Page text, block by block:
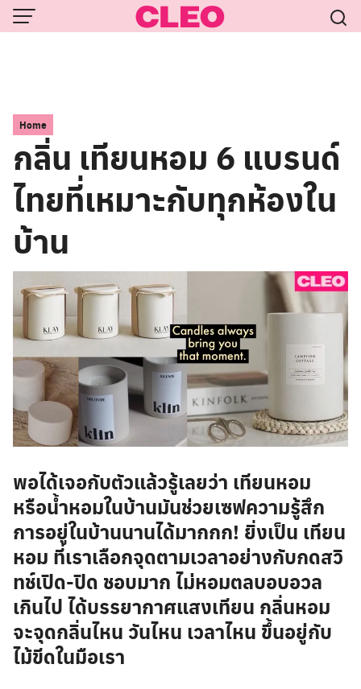
Skip
to
Home
กลิ่น เทียนหอม 6 แบรนด์
ไทยที่เหมาะกับทุกห้องใน
บ้าน
พอได้เจอกับตัวแล้วรู้เลยว่า เทียนหอม
หรือน้ำหอมในบ้านมันช่วยเซฟความรู้สึก
การอยู่ในบ้านนานได้มากกก! ยิ่งเป็น เทียน
หอม ที่เราเลือกจุดตามเวลาอย่างกับกดสวิ
ทช์เปิด-ปิด ชอบมาก ไม่หอมตลบอบอวล
เกินไป ได้บรรยากาศแสงเทียน กลิ่นหอม
จะจุดกลิ่นไหน วันไหน เวลาไหน ขึ้นอยู่กับ
ไม้ขีดในมือเรา